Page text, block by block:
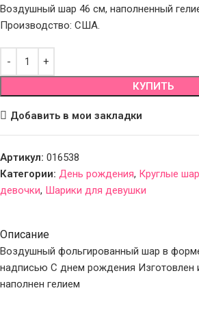
Воздушный шар 46 см, наполненный
Производство: США.
КУПИТЬ
Добавить в мои закладки
Артикул: 016538
Категории: День рождения, Круглые
девочки, Шарики для девушки
Описание
Воздушный фольгированный шар в
надписью С днем рождения Изготовлен
наполнен гелием